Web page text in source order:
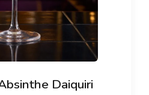
Daiquiri